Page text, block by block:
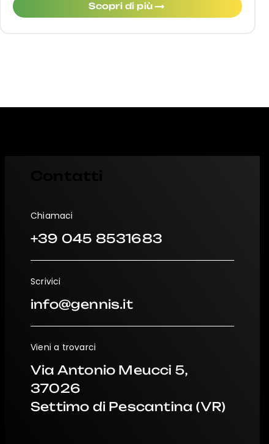
Scopri di più
Chiamaci
+39 045 8531683
Scrivici
info@gennis.it
Vieni a trovarci
Via Antonio Meucci 5,
37026
Settimo di Pescantina (VR)